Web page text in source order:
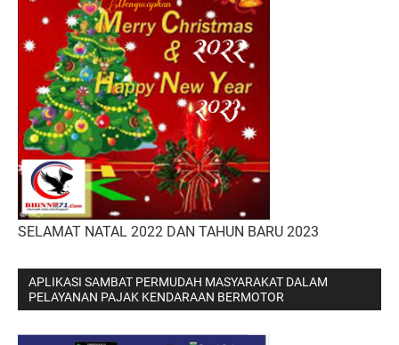
SELAMAT NATAL 2022 DAN TAHUN BARU 2023
APLIKASI SAMBAT PERMUDAH MASYARAKAT DALAM
PELAYANAN PAJAK KENDARAAN BERMOTOR